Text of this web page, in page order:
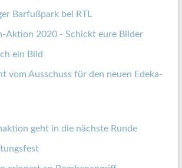
Barfußpark bei RTL
Aktion 2020 - Schickt eure Bilder
ein Bild
vom Ausschuss für den neuen Edeka-
geht in die nächste Runde